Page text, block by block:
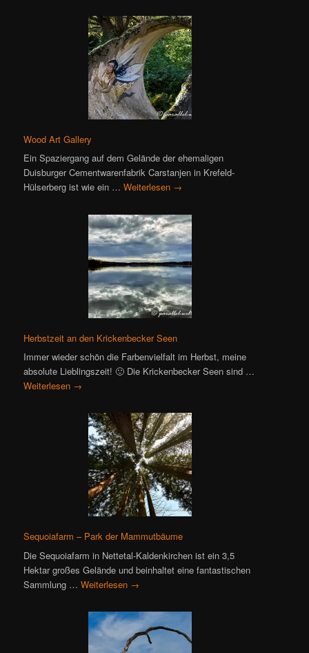
Wood Art Gallery
Ein Spaziergang auf dem Gelände der ehemaligen
Duisburger Cementwarenfabrik Carstanjen in Krefeld-
Hülserberg ist wie ein …Weiterlesen →
Herbstzeit an den Krickenbecker Seen
Immer wieder schön die Farbenvielfalt im Herbst, meine
absolute Lieblingszeit! 🙂 Die Krickenbecker Seen sind …
Weiterlesen →
Sequoiafarm – Park der Mammutbäume
Die Sequoiafarm in Nettetal-Kaldenkirchen ist ein 3,5
Hektar großes Gelände und beinhaltet eine fantastischen
Sammlung …Weiterlesen →